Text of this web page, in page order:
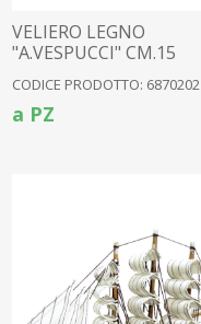
VELIERO LEGNO
"A.VESPUCCI" CM.15
CODICE PRODOTTO: 6870202
a PZ